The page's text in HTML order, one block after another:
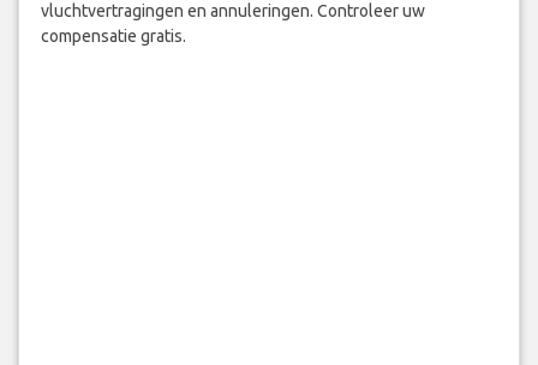
vluchtvertragingen en annuleringen. Controleer uw
compensatie gratis.